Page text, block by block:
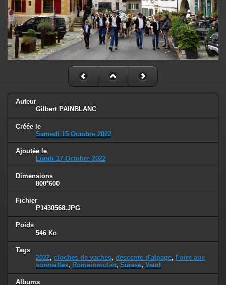
Auteur
Gilbert PAINBLANC
Créée le
Samedi 15 Octobre 2022
Ajoutée le
Lundi 17 Octobre 2022
Dimensions
800*600
Fichier
P1430568.JPG
Poids
546 Ko
Tags
2022, cloches de vaches, descente d'alpage, Foire aux
sonnailles, Romainmotier, Suisse, Vaud
Albums